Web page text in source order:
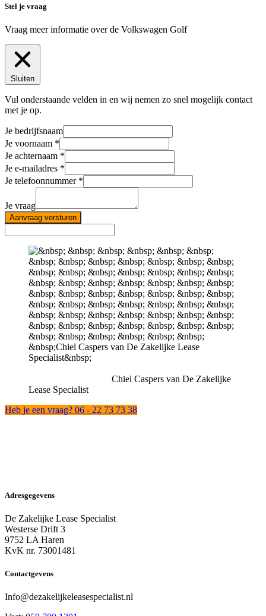
Stel je vraag
Vraag meer informatie over de Volkswagen Golf
Sluiten
Vul onderstaande velden in en wij nemen zo snel mogelijk contact
met je op.
Je bedrijfsnaam
Je voornaam
Je achternaam
Je e-mailadres
Je telefoonnummer
Je vraag
Aanvraag versturen
Chiel Caspers van De Zakelijke
Lease Specialist
Heb je een vraag? 06 - 22 73 73 38
Adresgegevens
De Zakelijke Lease Specialist
Westerse Drift 3
9752 LA Haren
KvK nr. 73001481
Contactgevens
Info@dezakelijkeleasespecialist.nl